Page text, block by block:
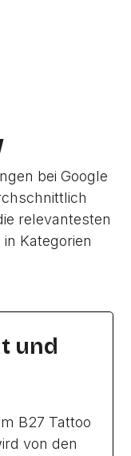
bei Google
relevantesten
Kategorien
und
B27 Tattoo
von den